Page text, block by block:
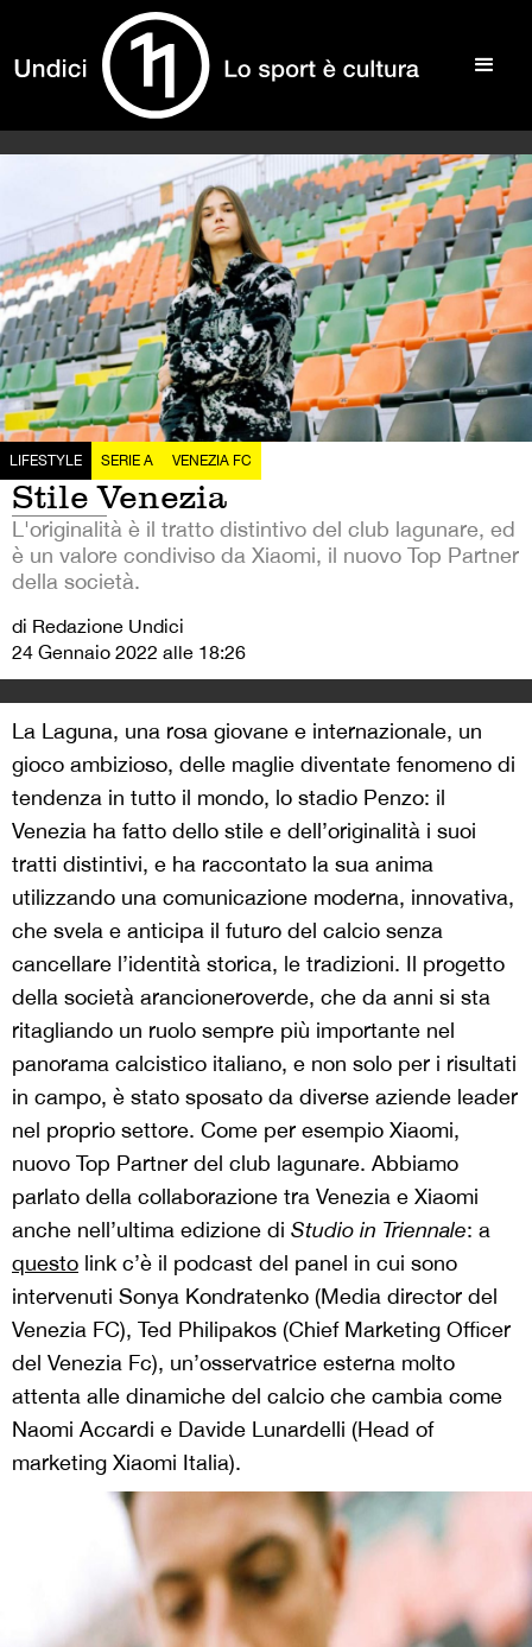
LIFESTYLE SERIE A VENEZIA FC
Stile Venezia
L'originalità è il tratto distintivo del club lagunare, ed
è un valore condiviso da Xiaomi, il nuovo Top Partner
della società.
di Redazione Undici
24 Gennaio 2022 alle 18:26
La Laguna, una rosa giovane e internazionale, un
gioco ambizioso, delle maglie diventate fenomeno di
tendenza in tutto il mondo, lo stadio Penzo: il
Venezia ha fatto dello stile e dell’originalità i suoi
tratti distintivi, e ha raccontato la sua anima
utilizzando una comunicazione moderna, innovativa,
che svela e anticipa il futuro del calcio senza
cancellare l’identità storica, le tradizioni. Il progetto
della società arancioneroverde, che da anni si sta
ritagliando un ruolo sempre più importante nel
panorama calcistico italiano, e non solo per i risultati
in campo, è stato sposato da diverse aziende leader
nel proprio settore. Come per esempio Xiaomi,
nuovo Top Partner del club lagunare. Abbiamo
parlato della collaborazione tra Venezia e Xiaomi
anche nell’ultima edizione di Studio in Triennale: a
questo link c’è il podcast del panel in cui sono
intervenuti Sonya Kondratenko (Media director del
Venezia FC), Ted Philipakos (Chief Marketing Officer
del Venezia Fc), un’osservatrice esterna molto
attenta alle dinamiche del calcio che cambia come
Naomi Accardi e Davide Lunardelli (Head of
marketing Xiaomi Italia).